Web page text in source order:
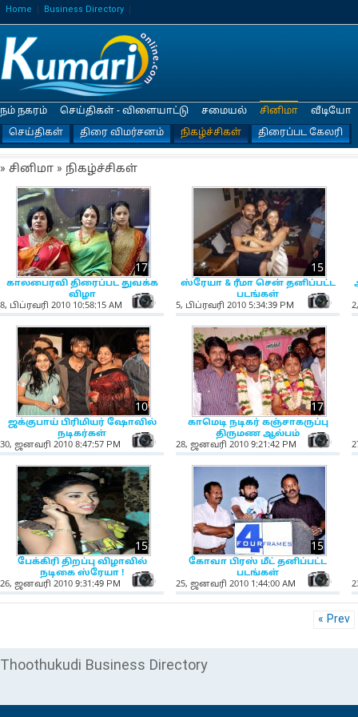
Home Business Directory
நம் நகரம் செய்திகள் - விளையாட்டு சமையல்
சினிமா
செய்திகள்
திரை விமர்சனம் நிகழ்ச்சிகள் திரைப்பட கேலரி
வீடியோ
» சினிமா » நிகழ்ச்சிகள்
NewsIcon
காலபைரவி திரைப்பட துவக்க
விழா
17
8, பிப்ரவரி 2010 10:58:15 AM
ஸ்ரேயா & ரீமா சென் தனிப்பட்ட
படங்கள்
15
5, பிப்ரவரி 2010 5:34:39 PM
NewsIcon
ஜக்குபாய் பிரிமியர் ஷோவில்
நடிகர்கள்
10
30, ஜனவரி 2010 8:47:57 PM
காமெடி நடிகர் கஞ்சாகருப்பு
திருமண ஆல்பம்
17
28, ஜனவரி 2010 9:21:42 PM
NewsIcon
பேக்கிரி திறப்பு விழாவில்
நடிகை ஸ்ரேயா !
15
26, ஜனவரி 2010 9:31:49 PM
கோவா பிரஸ் மீட் தனிப்பட்ட
படங்கள்
15
25, ஜனவரி 2010 1:44:00 AM
« Prev
Thoothukudi Business Directory